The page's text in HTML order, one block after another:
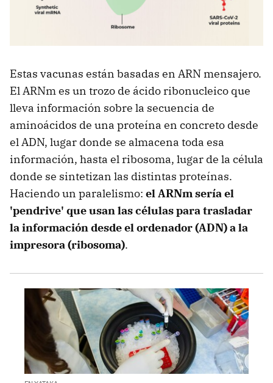
Estas vacunas están basadas en ARN mensajero.
El ARNm es un trozo de ácido ribonucleico que
lleva información sobre la secuencia de
aminoácidos de una proteína en concreto desde
el ADN, lugar donde se almacena toda esa
información, hasta el ribosoma, lugar de la célula
donde se sintetizan las distintas proteínas.
Haciendo un paralelismo: el ARNm sería el
'pendrive' que usan las células para trasladar
la información desde el ordenador (ADN) a la
impresora (ribosoma).